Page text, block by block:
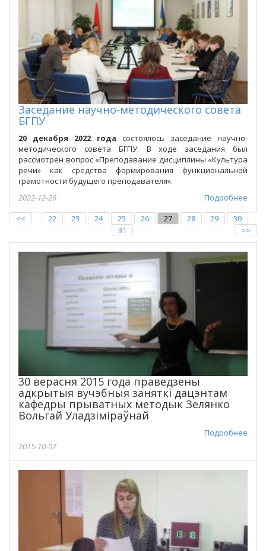
Заседание научно-методического совета
БГПУ
20 декабря 2022 года состоялось заседание научно-
методического совета БГПУ. В ходе заседания был
рассмотрен вопрос «Преподавание дисциплины «Культура
речи» как средства формирования функциональной
грамотности будущего преподавателя».
Подробнее
2022-12-26
<<
22 23 24 25 26 27 28 29
30
31
>>
30 верасня 2015 года праведзены
адкрытыя вучэбныя заняткі дацэнтам
кафедры прыватных методык Зелянко
Вольгай Уладзіміраўнай
Подробнее
2015-10-07